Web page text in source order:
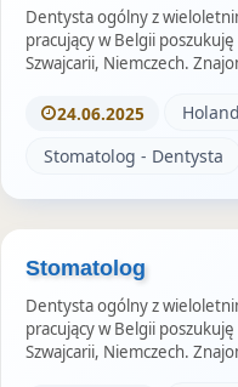
Dentysta ogólny z
pracujący w Belgii
Szwajcarii, Niemczech.
24.06.2025
Stomatolog - Dentysta
Stomatolog
Dentysta ogólny z
pracujący w Belgii
Szwajcarii, Niemczech.